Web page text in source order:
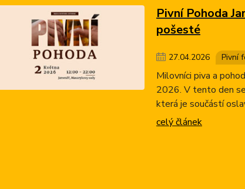
Pivní Pohoda
pošesté
27.04.2026 Pivní
Milovníci piva a
2026. V tento den
která je součástí
celý článek